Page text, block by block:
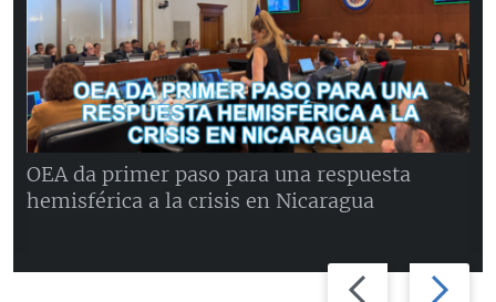
Previous Next
OEA da primer paso para una respuesta
hemisférica a la crisis en Nicaragua